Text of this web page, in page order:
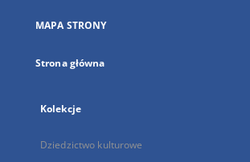
karcie
MAPA STRONY
Strona główna
Kolekcje
Dziedzictwo kulturowe